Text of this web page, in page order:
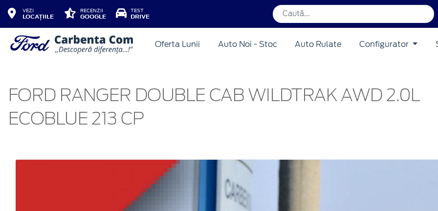
VEZI
LOCAȚIILE
RECENZII
GOOGLE
TEST
DRIVE
Oferta Lunii Auto Noi - Stoc Auto Rulate Configurator
FORD RANGER DOUBLE CAB WILDTRAK AWD 2.0L
ECOBLUE 213 CP